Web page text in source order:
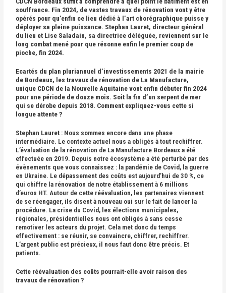
souffrance. Fin 2024, de vastes travaux de rénovation vont y être
opérés pour qu’enfin ce lieu dédié à l’art chorégraphique puisse y
déployer sa pleine puissance. Stephan Lauret, directeur général
du lieu et Lise Saladain, sa directrice déléguée, reviennent sur le
long combat mené pour que résonne enfin le premier coup de
pioche, fin 2024.
Ecartés du plan pluriannuel d’investissements 2021 de la mairie
de Bordeaux, les travaux de rénovation de La Manufacture,
unique CDCN de la Nouvelle Aquitaine vont enfin débuter fin 2024
pour une période de douze mois. Soit la fin d’un serpent de mer
qui se dérobe depuis 2018. Comment expliquez-vous cette si
longue attente ?
Stephan Lauret : Nous sommes encore dans une phase
intermédiaire. Le contexte actuel nous a obligés à tout rechiffrer.
L’évaluation de la rénovation de La Manufacture Bordeaux a été
effectuée en 2019. Depuis notre écosystème a été perturbé par des
évènements que vous connaissez : la pandémie de Covid, la guerre
en Ukraine. Le dépassement des coûts est aujourd’hui de 30 %, ce
qui chiffre la rénovation de notre établissement à 6 millions
d’euros HT. Autour de cette réévaluation, les partenaires viennent
de se réengager, ils disent à nouveau oui sur le fait de lancer la
procédure. La crise du Covid, les élections municipales,
régionales, présidentielles nous ont obligés à sans cesse
remotiver les acteurs du projet. Cela met donc du temps
effectivement : se réunir, se convaincre, chiffrer, rechiffrer.
L’argent public est précieux, il nous faut donc être précis. Et
patients.
Cette réévaluation des coûts pourrait-elle avoir raison des
travaux de rénovation ?